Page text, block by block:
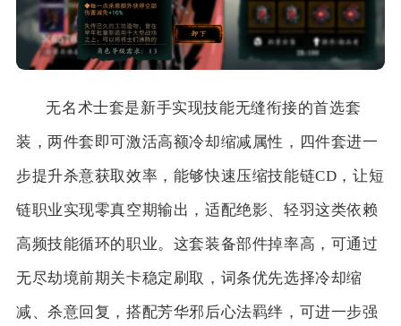
无名术士套是新手实现技能无缝衔接的首选套
装，两件套即可激活高额冷却缩减属性，四件套进一
步提升杀意获取效率，能够快速压缩技能链CD，让短
链职业实现零真空期输出，适配绝影、轻羽这类依赖
高频技能循环的职业。这套装备部件掉率高，可通过
无尽劫境前期关卡稳定刷取，词条优先选择冷却缩
减、杀意回复，搭配芳华邪后心法羁绊，可进一步强